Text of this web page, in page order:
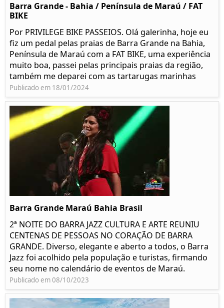
Barra Grande - Bahia / Península de Maraú / FAT
BIKE
Por PRIVILEGE BIKE PASSEIOS. Olá galerinha, hoje eu
fiz um pedal pelas praias de Barra Grande na Bahia,
Península de Maraú com a FAT BIKE, uma experiência
muito boa, passei pelas principais praias da região,
também me deparei com as tartarugas marinhas
Publicado em 18/01/2024
Barra Grande Maraú Bahia Brasil
2ª NOITE DO BARRA JAZZ CULTURA E ARTE REUNIU
CENTENAS DE PESSOAS NO CORAÇÃO DE BARRA
GRANDE. Diverso, elegante e aberto a todos, o Barra
Jazz foi acolhido pela população e turistas, firmando
seu nome no calendário de eventos de Maraú.
Publicado em 08/10/2023